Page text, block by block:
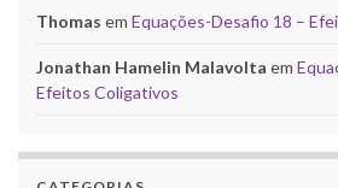
Thomas em Equações-Desafio 18 –
Jonathan Hamelin Malavolta em
Efeitos Coligativos